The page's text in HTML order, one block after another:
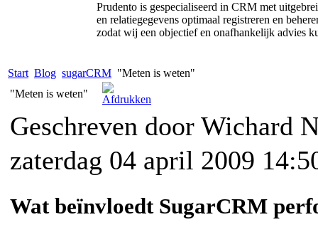
Prudento is gespecialiseerd in CRM met
en relatiegegevens optimaal registreren en
zodat wij een objectief en onafhankelijk advies
Start Blog sugarCRM "Meten is weten"
"Meten is weten"
Geschreven door Wichard
zaterdag 04 april 2009
Wat beïnvloedt SugarCRM